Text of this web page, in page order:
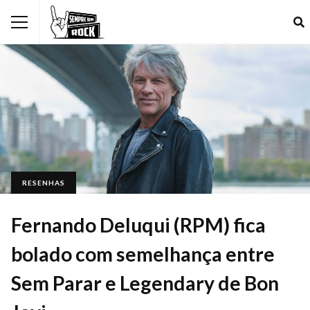
RESENHAS
Fernando Deluqui (RPM) fica
bolado com semelhança entre
Sem Parar e Legendary de Bon